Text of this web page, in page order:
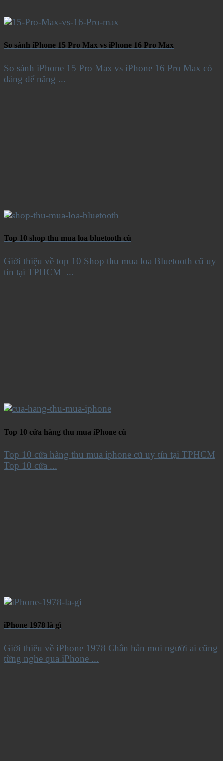
So sánh iPhone 15 Pro Max vs iPhone 16 Pro Max
So sánh iPhone 15 Pro Max vs iPhone 16 Pro Max có
đáng để nâng ...
Top 10 shop thu mua loa bluetooth cũ
Giới thiệu về top 10 Shop thu mua loa Bluetooth cũ uy
tín tại TPHCM ...
Top 10 cửa hàng thu mua iPhone cũ
Top 10 cửa hàng thu mua iphone cũ uy tín tại TPHCM
Top 10 cửa ...
iPhone 1978 là gì
Giới thiệu về iPhone 1978 Chắn hẳn mọi người ai cũng
từng nghe qua iPhone ...